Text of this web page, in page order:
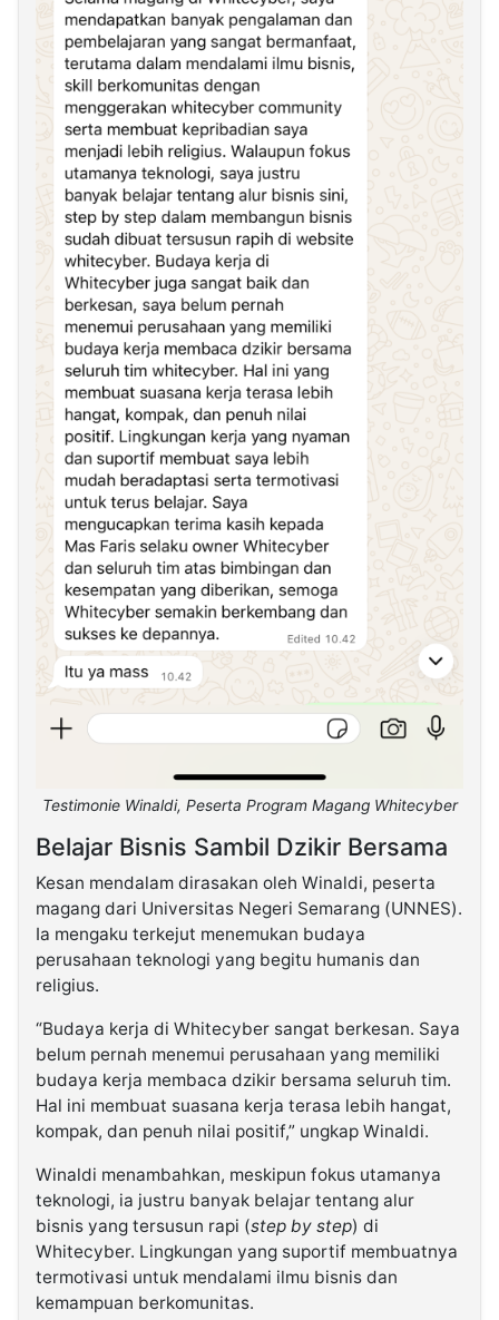
Testimonie Winaldi, Peserta Program Magang Whitecyber
Belajar Bisnis Sambil Dzikir Bersama
Kesan mendalam dirasakan oleh Winaldi, peserta
magang dari Universitas Negeri Semarang (UNNES).
Ia mengaku terkejut menemukan budaya
perusahaan teknologi yang begitu humanis dan
religius.
“Budaya kerja di Whitecyber sangat berkesan. Saya
belum pernah menemui perusahaan yang memiliki
budaya kerja membaca dzikir bersama seluruh tim.
Hal ini membuat suasana kerja terasa lebih hangat,
kompak, dan penuh nilai positif,” ungkap Winaldi.
Winaldi menambahkan, meskipun fokus utamanya
teknologi, ia justru banyak belajar tentang alur
bisnis yang tersusun rapi (step by step) di
Whitecyber. Lingkungan yang suportif membuatnya
termotivasi untuk mendalami ilmu bisnis dan
kemampuan berkomunitas.